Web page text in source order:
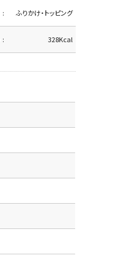
ふりかけ・トッピング
328Kcal